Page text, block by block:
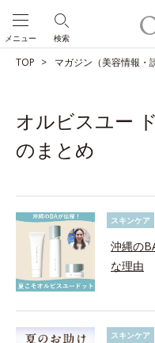
検索
メニュー
TOP マガジン（美容情報・
オルビスユー
のまとめ
スキンケア
沖縄の
な理由
スキンケア